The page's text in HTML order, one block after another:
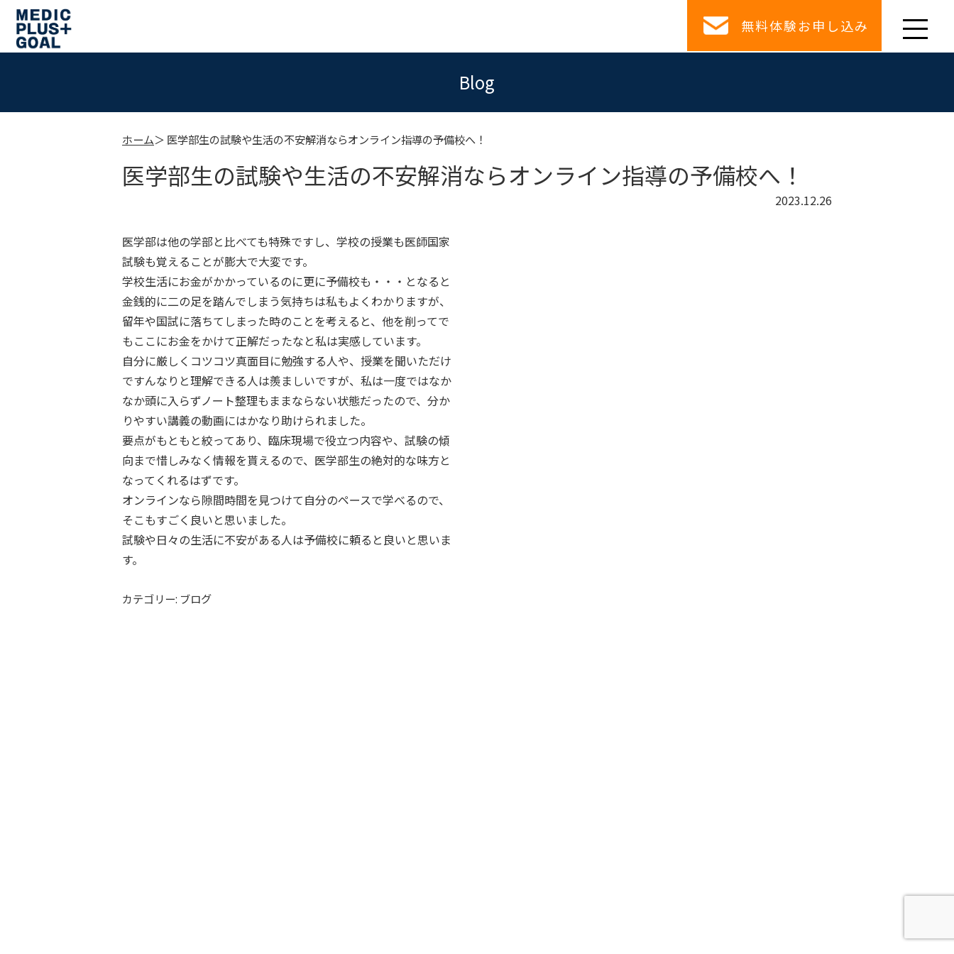
無料体験お申し込み
Blog
ホーム 医学部生の試験や生活の不安解消ならオンライン指導の予備校へ！
医学部生の試験や生活の不安解消ならオンライン指導の予備校へ！
2023.12.26
医学部は他の学部と比べても特殊ですし、学校の授業も医師国家
試験も覚えることが膨大で大変です。
学校生活にお金がかかっているのに更に予備校も・・・となると
金銭的に二の足を踏んでしまう気持ちは私もよくわかりますが、
留年や国試に落ちてしまった時のことを考えると、他を削ってで
もここにお金をかけて正解だったなと私は実感しています。
自分に厳しくコツコツ真面目に勉強する人や、授業を聞いただけ
ですんなりと理解できる人は羨ましいですが、私は一度ではなか
なか頭に入らずノート整理もままならない状態だったので、分か
りやすい講義の動画にはかなり助けられました。
要点がもともと絞ってあり、臨床現場で役立つ内容や、試験の傾
向まで惜しみなく情報を貰えるので、医学部生の絶対的な味方と
なってくれるはずです。
オンラインなら隙間時間を見つけて自分のペースで学べるので、
そこもすごく良いと思いました。
試験や日々の生活に不安がある人は予備校に頼ると良いと思いま
す。
カテゴリー: ブログ